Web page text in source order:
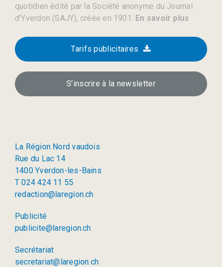
quotidien édité par la Société anonyme du Journal
d’Yverdon (SAJY), créée en 1901. En savoir plus
Tarifs publicitaires
S’inscrire à la newsletter
La Région Nord vaudois
Rue du Lac 14
1400 Yverdon-les-Bains
T 024 424 11 55
redaction@laregion.ch
Publicité
publicite@laregion.ch
Secrétariat
secretariat@laregion.ch